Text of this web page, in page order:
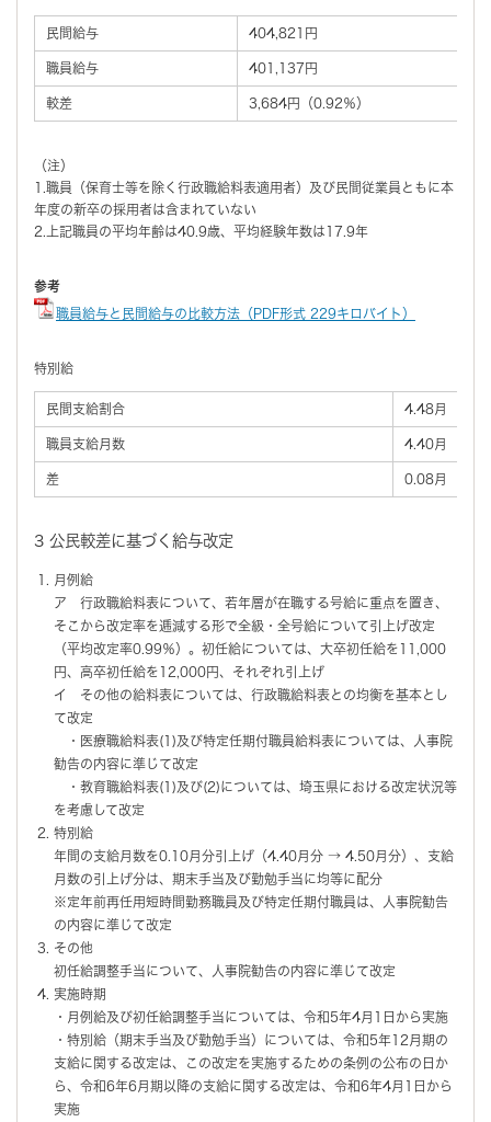
民間給与 404,821円
職員給与 401,137円
較差 3,684円（0.92％）
（注）
1.職員（保育士等を除く行政職給料表適用者）及び民間従業員ともに本
年度の新卒の採用者は含まれていない
2.上記職員の平均年齢は40.9歳、平均経験年数は17.9年
参考
職員給与と民間給与の比較方法（PDF形式 229キロバイト）
特別給
民間支給割合 4.48月
職員支給月数 4.40月
差 0.08月
3 公民較差に基づく給与改定
月例給
ア 行政職給料表について、若年層が在職する号給に重点を置き、
そこから改定率を逓減する形で全級・全号給について引上げ改定
（平均改定率0.99％）。初任給については、大卒初任給を11,000
円、高卒初任給を12,000円、それぞれ引上げ
イ その他の給料表については、行政職給料表との均衡を基本とし
て改定
・医療職給料表(1)及び特定任期付職員給料表については、人事院
勧告の内容に準じて改定
・教育職給料表(1)及び(2)については、埼玉県における改定状況等
を考慮して改定
特別給
年間の支給月数を0.10月分引上げ（4.40月分 → 4.50月分）、支給
月数の引上げ分は、期末手当及び勤勉手当に均等に配分
※定年前再任用短時間勤務職員及び特定任期付職員は、人事院勧告
の内容に準じて改定
その他
初任給調整手当について、人事院勧告の内容に準じて改定
実施時期
・月例給及び初任給調整手当については、令和5年4月1日から実施
・特別給（期末手当及び勤勉手当）については、令和5年12月期の
支給に関する改定は、この改定を実施するための条例の公布の日か
ら、令和6年6月期以降の支給に関する改定は、令和6年4月1日から
実施